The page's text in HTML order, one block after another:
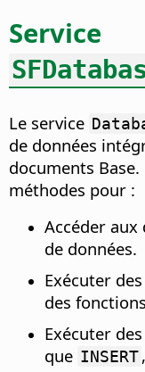
Service
Le service
de données
documents
méthodes pour :
Accéder aux
de données.
Exécuter
des
Exécuter
que INSERT,